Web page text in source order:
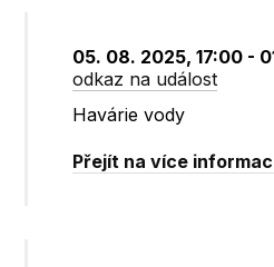
05. 08. 2025, 17:00 -
odkaz na událost
Havárie vody
Přejít na více